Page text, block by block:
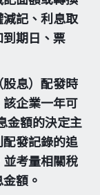
記、利息取
期日、票
息）配發時
企業一年可
金額的決定主
發記錄的追
考量相關稅
額。